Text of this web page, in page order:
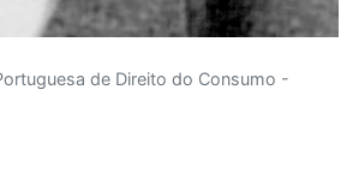
de Direito do Consumo -